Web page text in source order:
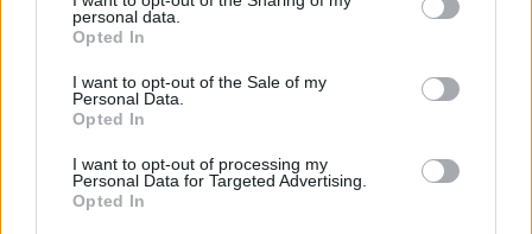
personal data.
Opted In
I want to opt-out of the Sale of my
Personal Data.
Opted In
I want to opt-out of processing my
Personal Data for Targeted Advertising.
Opted In
«Γαμ… τα λαγοκέφαλα» συνέχισε στο ίδιο ύφος
ήταν μαζί του στο σκάφος να παρατηρεί ότι ο
ένας από τους λαγοκέφαλους είχε καταπιεί το
αγκίστρι.